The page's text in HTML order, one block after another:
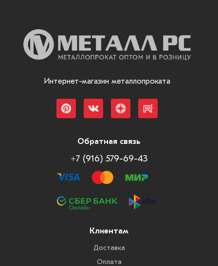
Интернет-магазин металлопроката
Обратная связь
+7 (916) 579-69-43
Клиентам
Доставка
Оплата